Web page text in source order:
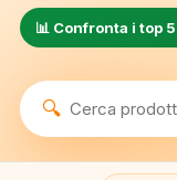
📊 Confronta i top
🔍